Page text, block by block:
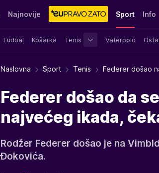
Najnovije Sport
Fudbal Košarka Tenis Vaterpolo
Info
Stvar ukusa Yumama
Naslovna Sport Tenis Federer došao
Federer došao da
najvećeg ikada,
Rodžer Federer došao je na
Đokovića.